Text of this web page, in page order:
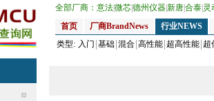
全部厂商： 意法微芯德州仪器新唐合泰 灵
首页
厂商BrandNews
行业NEWS
类型: 入门 基础 混合 高性能 超高性能 超